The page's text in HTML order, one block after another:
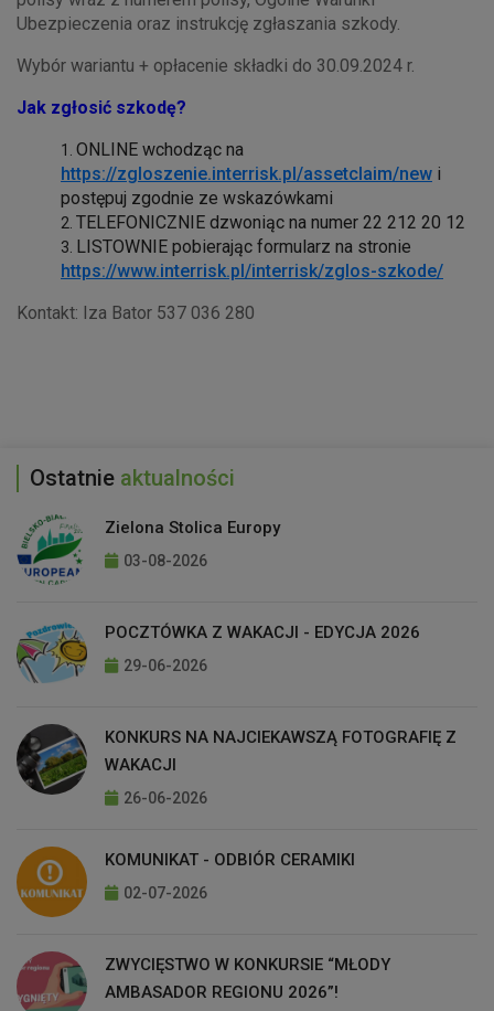
Ubezpieczenia oraz instrukcję zgłaszania szkody.
Wybór wariantu + opłacenie składki do 30.09.2024 r.
Jak zgłosić szkodę?
ONLINE wchodząc na
https://zgloszenie.interrisk.pl/assetclaim/new i
postępuj zgodnie ze wskazówkami
TELEFONICZNIE dzwoniąc na numer 22 212 20 12
LISTOWNIE pobierając formularz na stronie
https://www.interrisk.pl/interrisk/zglos-szkode/
Kontakt: Iza Bator 537 036 280
Ostatnie aktualności
Zielona Stolica Europy
03-08-2026
POCZTÓWKA Z WAKACJI - EDYCJA 2026
29-06-2026
KONKURS NA NAJCIEKAWSZĄ FOTOGRAFIĘ Z
WAKACJI
26-06-2026
KOMUNIKAT - ODBIÓR CERAMIKI
02-07-2026
ZWYCIĘSTWO W KONKURSIE “MŁODY
AMBASADOR REGIONU 2026”!